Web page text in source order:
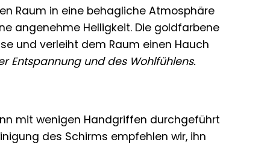
Raum in eine behagliche Atmosphäre
angenehme Helligkeit. Die goldfarbene
und verleiht dem Raum einen Hauch
Entspannung und des Wohlfühlens.
mit wenigen Handgriffen durchgeführt
des Schirms empfehlen wir, ihn